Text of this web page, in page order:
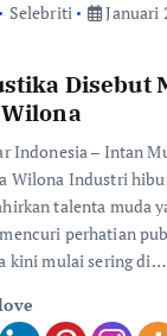
Selebriti
Januari
Disebut
Indonesia – Intan
Wilona Industri
talenta muda
perhatian
kini mulai sering di…